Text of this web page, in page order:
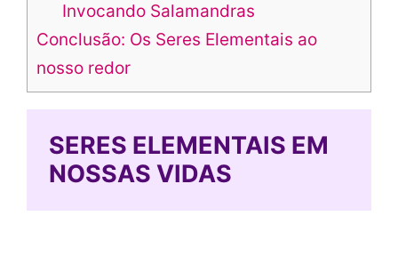
Invocando Salamandras
Conclusão: Os Seres Elementais ao
nosso redor
SERES ELEMENTAIS EM
NOSSAS VIDAS